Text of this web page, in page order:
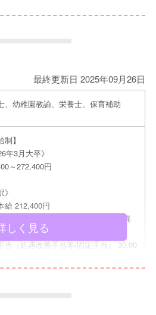
しく見る
最終更新日 2025年09月26日
、幼稚園教諭、栄養士、保育補助
制】
年3月大卒》
～272,400円
》
給 212,400円
宅手当（全員支給/条件により金額は異
12,000～30,000円
当（処遇改善手当等/固定手当） 30,00